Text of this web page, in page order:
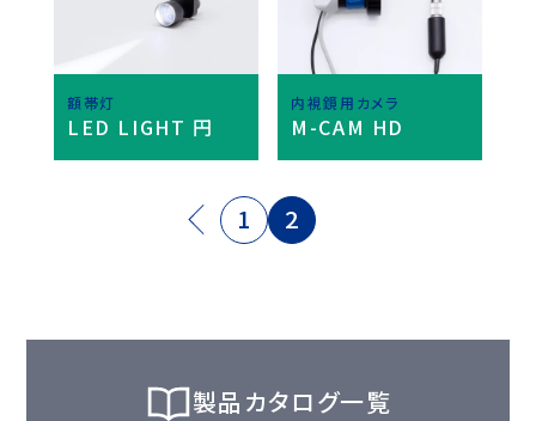
額帯灯
LED LIGHT 円
内視鏡用カメラ
M-CAM HD
1 2
製品カタログ一覧